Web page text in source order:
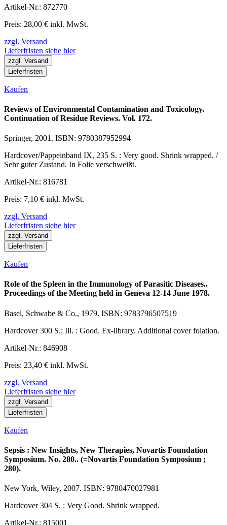
Artikel-Nr.: 872770
Preis: 28,00 € inkl. MwSt.
zzgl. Versand
Lieferfristen siehe hier
zzgl. Versand
Lieferfristen
Kaufen
Reviews of Environmental Contamination and Toxicology.
Continuation of Residue Reviews. Vol. 172.
Springer, 2001. ISBN: 9780387952994
Hardcover/Pappeinband IX, 235 S. : Very good. Shrink wrapped. /
Sehr guter Zustand. In Folie verschweißt.
Artikel-Nr.: 816781
Preis: 7,10 € inkl. MwSt.
zzgl. Versand
Lieferfristen siehe hier
zzgl. Versand
Lieferfristen
Kaufen
Role of the Spleen in the Immunology of Parasitic Diseases..
Proceedings of the Meeting held in Geneva 12-14 June 1978.
Basel, Schwabe & Co., 1979. ISBN: 9783796507519
Hardcover 300 S.; Ill. : Good. Ex-library. Additional cover folation.
Artikel-Nr.: 846908
Preis: 23,40 € inkl. MwSt.
zzgl. Versand
Lieferfristen siehe hier
zzgl. Versand
Lieferfristen
Kaufen
Sepsis : New Insights, New Therapies, Novartis Foundation
Symposium. No. 280.. (=Novartis Foundation Symposium ;
280).
New York, Wiley, 2007. ISBN: 9780470027981
Hardcover 304 S. : Very Good. Shrink wrapped.
Artikel-Nr.: 815001